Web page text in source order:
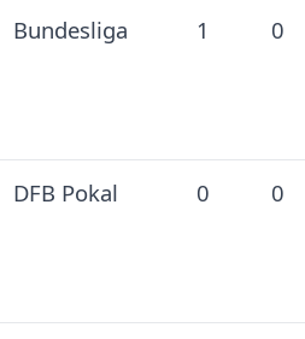
Bundesliga 1 0
DFB Pokal 0 0